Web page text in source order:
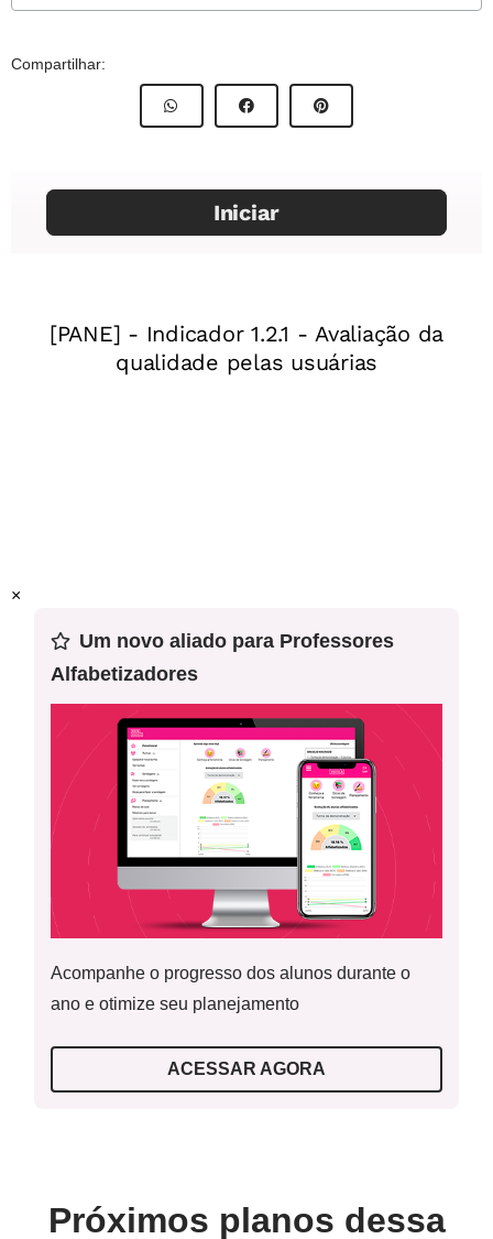
Objetivos de aprendizagem
Reconhecer a origem comercial do plástico e a
Habilidade da Base Nacional Comum Curricular
cotidiana, como estes objetos são utilizados e com quais
materiais eram produzidos no passado.
Compartilhar:
×
Um novo aliado para Professores
Alfabetizadores
Acompanhe o progresso dos alunos durante o
ano e otimize seu planejamento
ACESSAR AGORA
Próximos planos dessa